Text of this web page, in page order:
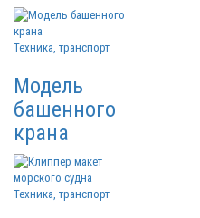
Техника, транспорт
Модель
башенного
крана
Техника, транспорт